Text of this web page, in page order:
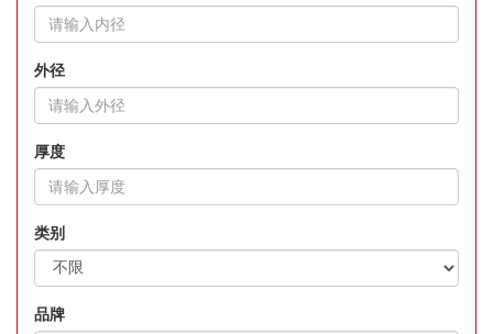
外径
厚度
类别
品牌